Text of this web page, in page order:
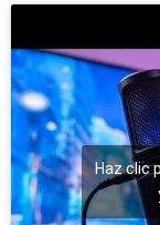
Haz clic